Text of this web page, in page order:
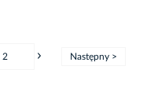
2 Następny >